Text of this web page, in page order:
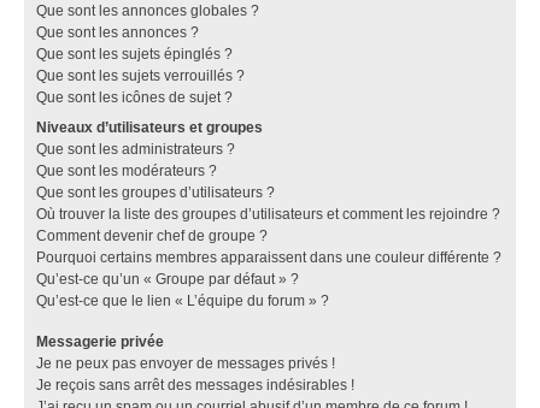
Que sont les annonces globales ?
Que sont les annonces ?
Que sont les sujets épinglés ?
Que sont les sujets verrouillés ?
Que sont les icônes de sujet ?
Niveaux d’utilisateurs et groupes
Que sont les administrateurs ?
Que sont les modérateurs ?
Que sont les groupes d’utilisateurs ?
Où trouver la liste des groupes d’utilisateurs et comment les rejoindre ?
Comment devenir chef de groupe ?
Pourquoi certains membres apparaissent dans une couleur différente ?
Qu’est-ce qu’un « Groupe par défaut » ?
Qu’est-ce que le lien « L’équipe du forum » ?
Messagerie privée
Je ne peux pas envoyer de messages privés !
Je reçois sans arrêt des messages indésirables !